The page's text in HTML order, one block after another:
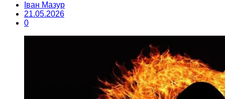
Іван Мазур
21.05.2026
0